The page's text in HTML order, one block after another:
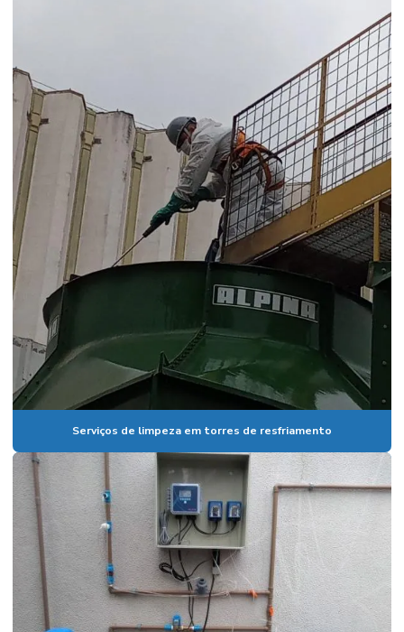
Serviços de limpeza em torres de resfriamento